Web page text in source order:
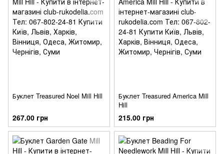
Буклет Treasured Noel Mill Hill
267.00 грн
Буклет Treasured America Mill
Hill
215.00 грн